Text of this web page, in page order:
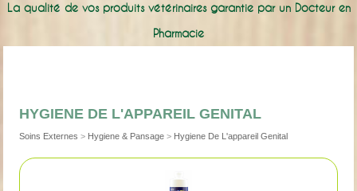
La qualité de vos produits vétérinaires garantie par un Docteur en
Pharmacie
HYGIENE DE L'APPAREIL GENITAL
Soins Externes > Hygiene & Pansage > Hygiene De L'appareil Genital